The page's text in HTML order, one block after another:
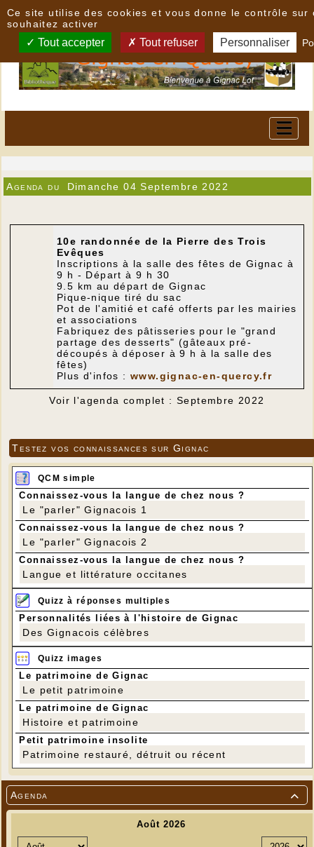

Agenda
Agenda du Dimanche 04 Septembre 2022
10e randonnée de la Pierre des Trois
Evêques
Inscriptions à la salle des fêtes de Gignac à
9 h - Départ à 9 h 30
9.5 km au départ de Gignac
Pique-nique tiré du sac
Pot de l'amitié et café offerts par les mairies
et associations
Fabriquez des pâtisseries pour le "grand
partage des desserts" (gâteaux pré-
découpés à déposer à 9 h à la salle des
fêtes)
Plus d'infos : www.gignac-en-quercy.fr
Voir l'agenda complet : Septembre 2022
Testez vos connaissances sur Gignac
QCM simple
Connaissez-vous la langue de chez nous ?
Le "parler" Gignacois 1
Connaissez-vous la langue de chez nous ?
Le "parler" Gignacois 2
Connaissez-vous la langue de chez nous ?
Langue et littérature occitanes
Quizz à réponses multiples
Personnalités liées à l'histoire de Gignac
Des Gignacois célèbres
Quizz images
Le patrimoine de Gignac
Le petit patrimoine
Le patrimoine de Gignac
Histoire et patrimoine
Petit patrimoine insolite
Patrimoine restauré, détruit ou récent
Ce site utilise des cookies et vous donne le contrôle sur
souhaitez activer
Tout accepter Tout refuser Personnaliser